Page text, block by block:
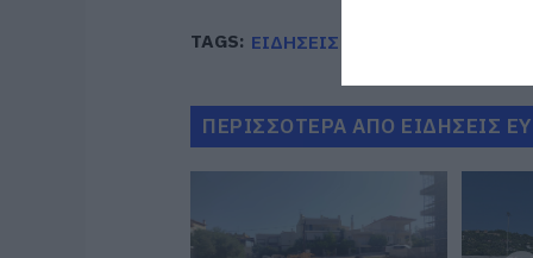
TAGS: ΕΙΔΗΣΕΙΣ
ΠΕΡΙΣΣΟΤΕΡΑ ΑΠΟ ΕΙΔΗΣΕΙΣ